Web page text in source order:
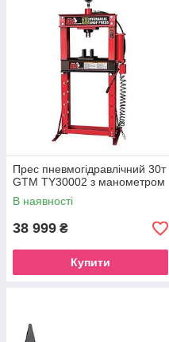
Прес пневмогідравлічний 30т
GTM TY30002 з манометром
В наявності
38 999 ₴
Купити